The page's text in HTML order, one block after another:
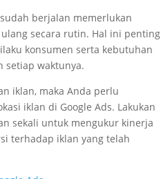
berjalan memerlukan
secara rutin. Hal ini penting
konsumen serta kebutuhan
setiap waktunya.
iklan, maka Anda perlu
iklan di Google Ads. Lakukan
sekali untuk mengukur kinerja
terhadap iklan yang telah